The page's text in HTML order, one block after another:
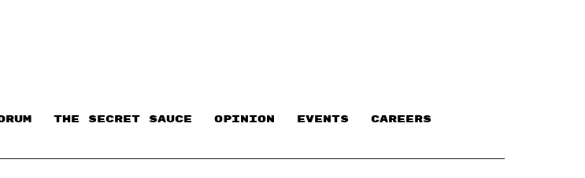
THE SECRET SAUCE​ OPINION EVENTS CAREERS